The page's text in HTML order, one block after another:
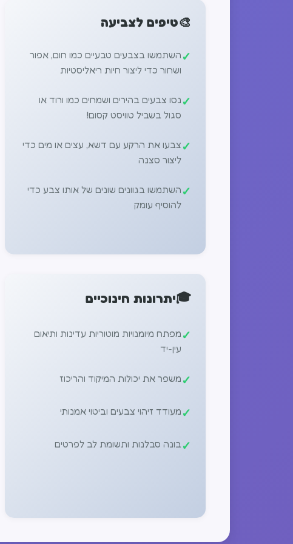
🎨טיפים לצביעה
השתמשו בצבעים טבעיים כמו חום, אפור
ושחור כדי ליצור חיות ריאליסטיות
נסו צבעים בהירים ושמחים כמו ורוד או
סגול בשביל טוויסט קסום!
צבעו את הרקע עם דשא, עצים או מים כדי
ליצור סצנה
השתמשו בגוונים שונים של אותו צבע כדי
להוסיף עומק
🎓יתרונות חינוכיים
מפתח מיומנויות מוטוריות עדינות ותיאום
עין-יד
משפר את יכולות המיקוד והריכוז
מעודד זיהוי צבעים וביטוי אמנותי
בונה סבלנות ותשומת לב לפרטים